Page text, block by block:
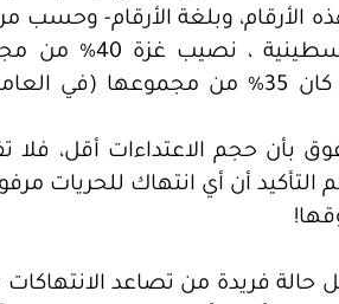
انتهاكاً، نصيب عزة كان 35% من
بأن حجم الاعتداءات أقل،
التأكيد أن أي انتهاك للحريات
2017، سجل حالة فريدة من تصاعد